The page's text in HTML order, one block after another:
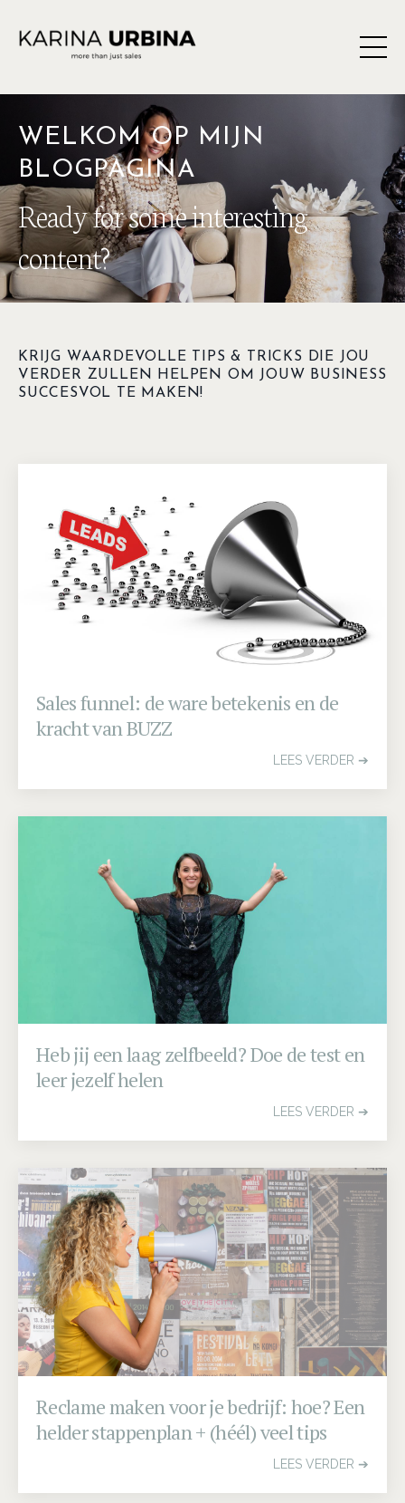
WELKOM OP MIJN
BLOGPAGINA
Ready for some interesting
content?
KRIJG WAARDEVOLLE TIPS & TRICKS DIE JOU
VERDER ZULLEN HELPEN OM JOUW BUSINESS
SUCCESVOL TE MAKEN!
Sales funnel: de ware betekenis en de
kracht van BUZZ
LEES VERDER ➔
Heb jij een laag zelfbeeld? Doe de test en
leer jezelf helen
LEES VERDER ➔
Reclame maken voor je bedrijf: hoe? Een
helder stappenplan + (héél) veel tips
LEES VERDER ➔